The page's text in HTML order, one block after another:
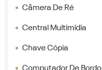
Câmera De Ré
Central Multimídia
Chave Cópia
Computador De Bordo